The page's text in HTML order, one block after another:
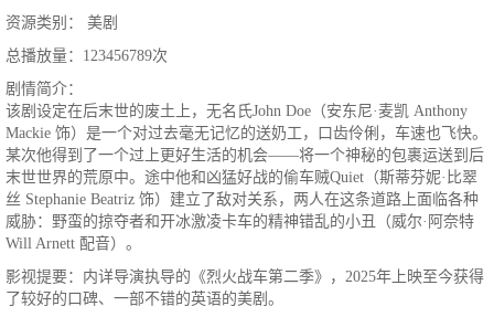
资源类别： 美剧
总播放量：123456789次
剧情简介：
该剧设定在后末世的废土上，无名氏John Doe（安东尼·麦凯 Anthony
Mackie 饰）是一个对过去毫无记忆的送奶工，口齿伶俐，车速也飞快。
某次他得到了一个过上更好生活的机会——将一个神秘的包裹运送到后
末世世界的荒原中。途中他和凶猛好战的偷车贼Quiet（斯蒂芬妮·比翠
丝 Stephanie Beatriz 饰）建立了敌对关系，两人在这条道路上面临各种
威胁：野蛮的掠夺者和开冰激凌卡车的精神错乱的小丑（威尔·阿奈特
Will Arnett 配音）。
影视提要：内详导演执导的《烈火战车第二季》，2025年上映至今获得
了较好的口碑、一部不错的英语的美剧。